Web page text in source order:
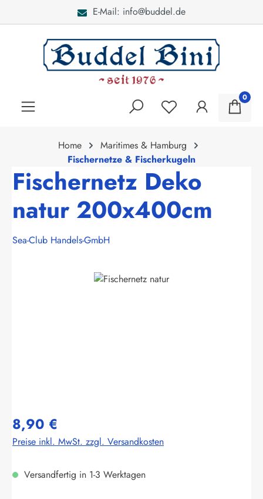
E-Mail: info@buddel.de
0
Home
Maritimes & Hamburg
Fischernetze & Fischerkugeln
Fischernetz Deko
natur 200x400cm
Sea-Club Handels-GmbH
Bildergalerie überspringen
8,90 €
Preise inkl. MwSt. zzgl. Versandkosten
Versandfertig in 1-3 Werktagen